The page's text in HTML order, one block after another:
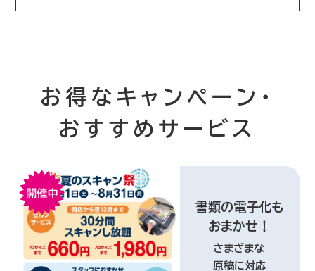
お得なキャンペーン・
おすすめサービス
書類の電子化も
おまかせ！
さまざまな
原稿に対応